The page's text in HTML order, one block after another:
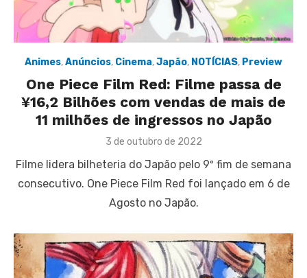
Animes,Anúncios, Cinema,Japão, NOTÍCIAS, Preview
One Piece Film Red: Filme passa de
¥16,2 Bilhões com vendas de mais de
11 milhões de ingressos no Japão
Posted
3 de outubro de 2022
Filme lidera bilheteria do Japão pelo 9º fim de semana
consecutivo. One Piece Film Red foi lançado em 6 de
Agosto no Japão.